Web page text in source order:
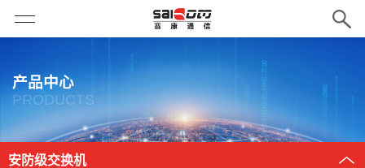
产品中心
PRODUCTS
安防级交换机